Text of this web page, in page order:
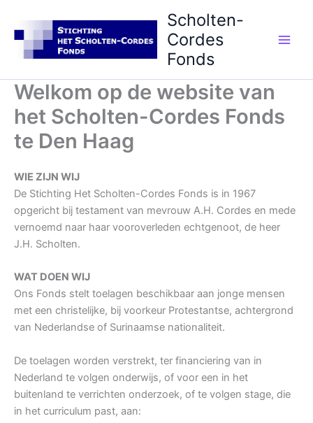
inhoud
Scholten-
Cordes
Fonds
Welkom op de website van
het Scholten-Cordes Fonds
te Den Haag
WIE ZIJN WIJ
De Stichting Het Scholten-Cordes Fonds is in 1967
opgericht bij testament van mevrouw A.H. Cordes en mede
vernoemd naar haar vooroverleden echtgenoot, de heer
J.H. Scholten.
WAT DOEN WIJ
Ons Fonds stelt toelagen beschikbaar aan jonge mensen
met een christelijke, bij voorkeur Protestantse, achtergrond
van Nederlandse of Surinaamse nationaliteit.
De toelagen worden verstrekt, ter financiering van in
Nederland te volgen onderwijs, of voor een in het
buitenland te verrichten onderzoek, of te volgen stage, die
in het curriculum past, aan: